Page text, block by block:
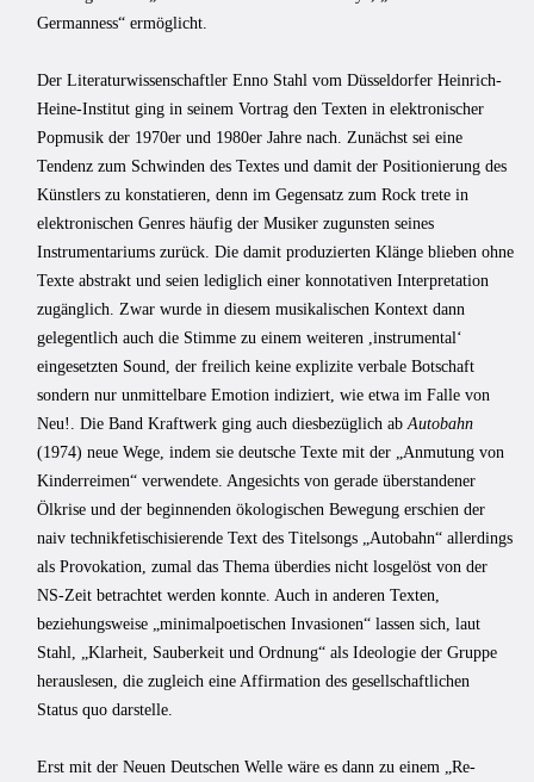
Germanness“ ermöglicht.
Der Literaturwissenschaftler Enno Stahl vom Düsseldorfer Heinrich-
Heine-Institut ging in seinem Vortrag den Texten in elektronischer
Popmusik der 1970er und 1980er Jahre nach. Zunächst sei eine
Tendenz zum Schwinden des Textes und damit der Positionierung des
Künstlers zu konstatieren, denn im Gegensatz zum Rock trete in
elektronischen Genres häufig der Musiker zugunsten seines
Instrumentariums zurück. Die damit produzierten Klänge blieben ohne
Texte abstrakt und seien lediglich einer konnotativen Interpretation
zugänglich. Zwar wurde in diesem musikalischen Kontext dann
gelegentlich auch die Stimme zu einem weiteren ,instrumentalʻ
eingesetzten Sound, der freilich keine explizite verbale Botschaft
sondern nur unmittelbare Emotion indiziert, wie etwa im Falle von
Neu!. Die Band Kraftwerk ging auch diesbezüglich ab Autobahn
(1974) neue Wege, indem sie deutsche Texte mit der „Anmutung von
Kinderreimen“ verwendete. Angesichts von gerade überstandener
Ölkrise und der beginnenden ökologischen Bewegung erschien der
naiv technikfetischisierende Text des Titelsongs „Autobahn“ allerdings
als Provokation, zumal das Thema überdies nicht losgelöst von der
NS-Zeit betrachtet werden konnte. Auch in anderen Texten,
beziehungsweise „minimalpoetischen Invasionen“ lassen sich, laut
Stahl, „Klarheit, Sauberkeit und Ordnung“ als Ideologie der Gruppe
herauslesen, die zugleich eine Affirmation des gesellschaftlichen
Status quo darstelle.
Erst mit der Neuen Deutschen Welle wäre es dann zu einem „Re-